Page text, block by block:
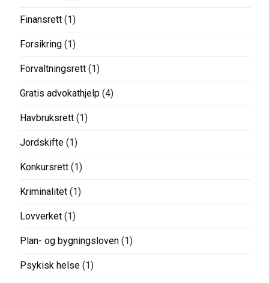
Finansrett (1)
Forsikring (1)
Forvaltningsrett (1)
Gratis advokathjelp (4)
Havbruksrett (1)
Jordskifte (1)
Konkursrett (1)
Kriminalitet (1)
Lovverket (1)
Plan- og bygningsloven (1)
Psykisk helse (1)